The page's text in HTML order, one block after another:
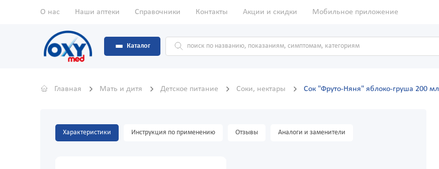
О нас Наши аптеки Справочники Контакты Акции и скидки Мобильное приложение
Каталог
Главная Мать и дитя Детское питание Соки, нектары Сок "Фруто-Няня" яблоко-груша 200 мл
Характеристики Инструкция по применению Отзывы Аналоги и заменители